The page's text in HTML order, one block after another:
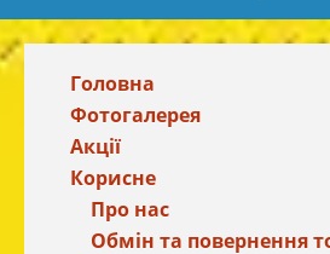
Головна
Фотогалерея
Акції
Корисне
Про нас
Обмін та повернення